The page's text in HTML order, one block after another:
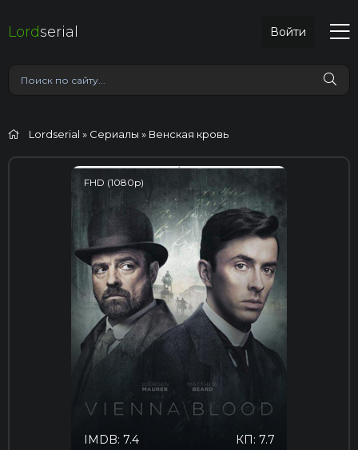
Lordserial Войти
Lordserial » Сериалы » Венская кровь
FHD (1080p)
КП: 7.7
IMDB: 7.4